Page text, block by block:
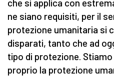
che si applica con
ne siano requisiti, per il
protezione umanitaria si
disparati, tanto che ad
tipo di protezione.
proprio la protezione